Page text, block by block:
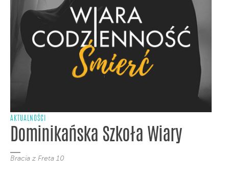
AKTUALNOŚCI
Dominikańska Szkoła Wiary
Bracia z Freta 10